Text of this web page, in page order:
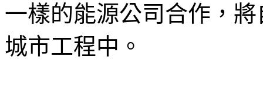
一樣的能源公司合作，
城市工程中。